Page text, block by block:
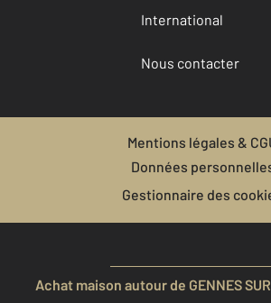
International
Nous contacter
Mentions légales &
Données
Gestionnaire des
Achat maison autour de GENNES